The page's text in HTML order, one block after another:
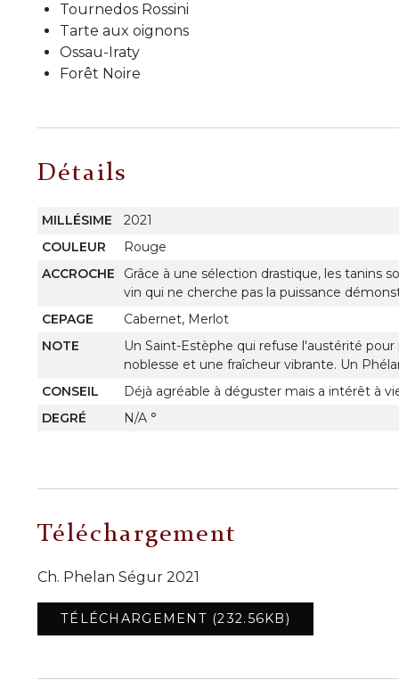
Tournedos Rossini
Tarte aux oignons
Ossau-Iraty
Forêt Noire
Détails
MILLÉSIME
2021
COULEUR
Rouge
ACCROCHE
Grâce à une sélection drastique, les tanins
vin qui ne cherche pas la puissance
CEPAGE
Cabernet, Merlot
NOTE
Un Saint-Estèphe qui refuse l'austérité
noblesse et une fraîcheur vibrante. Un
CONSEIL
Déjà agréable à déguster mais a intérêt à
DEGRÉ
N/A °
Téléchargement
Ch. Phelan Ségur 2021
TÉLÉCHARGEMENT (232.56KB)